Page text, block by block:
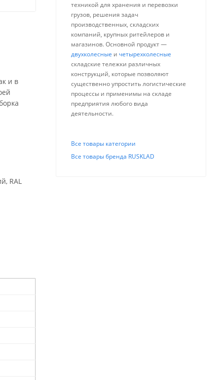
и в
RAL
техникой для хранения и перевозки
грузов, решения задач
производственных, складских
компаний, крупных ритейлеров и
магазинов. Основной продукт —
двухколесные и четырехколесные
складские тележки различных
конструкций, которые позволяют
существенно упростить логистические
процессы и применимы на складе
предприятия любого вида
деятельности.
Все товары категории
Все товары бренда RUSKLAD